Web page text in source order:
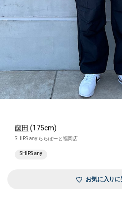
藤田 (175cm)
SHIPS any ららぽーと福岡店
SHIPS any
お気に入り